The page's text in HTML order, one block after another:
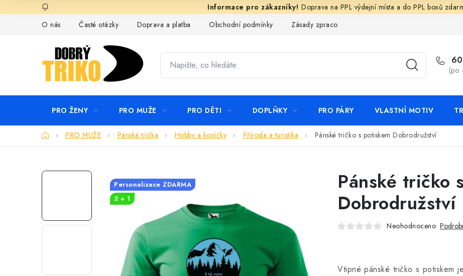
na
Doprava na PPL výdejní místa a do PPL boxů
O nás
Časté otázky Doprava a platba Obchodní podmínky Zásady zpracování ochrany osobních údajů
(po
PRO ŽENY PRO MUŽE PRO DĚTI DOPLŇKY PRO PÁRY VLASTNÍ MOTIV
DomůPRO MUŽE Pánská trička Hobby a koníčky Příroda a turistika Pánské tričko s potiskem Dobrodružství
Pánské tričko
Dobrodružství
Neohodnoceno
Vtipné pánské tričko s potiskem
Personalizace ZDARMA
2 + 1